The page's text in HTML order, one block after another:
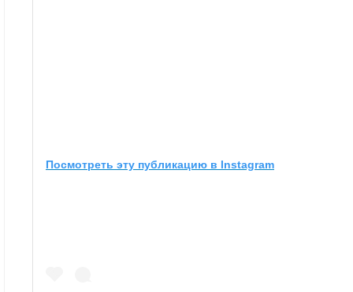
Посмотреть эту публикацию в Instagram